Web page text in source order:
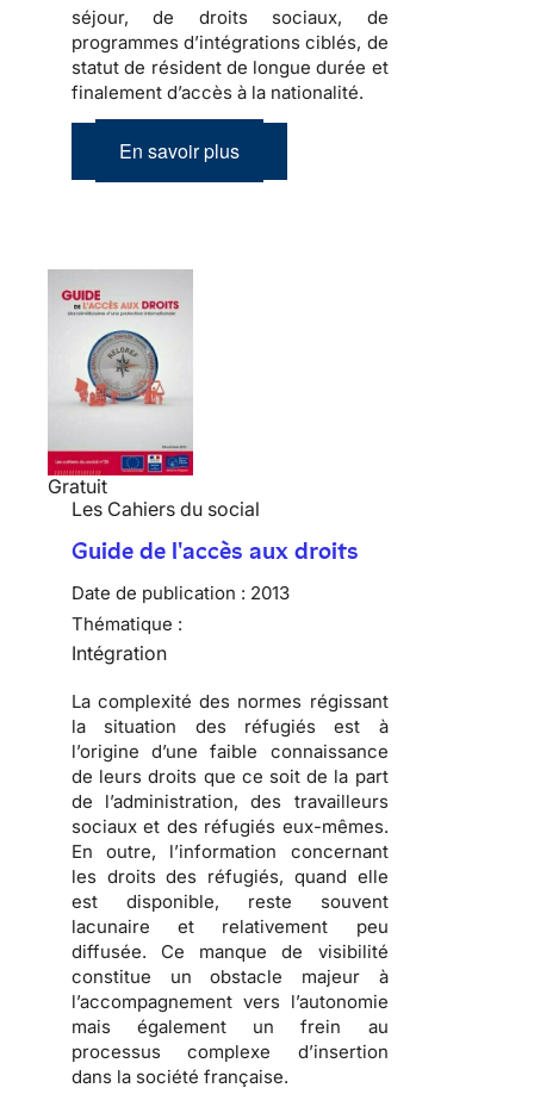
séjour, de droits sociaux, de
programmes d’intégrations ciblés, de
statut de résident de longue durée et
finalement d’accès à la nationalité.
En savoir plus
Gratuit
Les Cahiers du social
Guide de l'accès aux droits
Date de publication : 2013
Thématique :
Intégration
La complexité des normes régissant
la situation des réfugiés est à
l’origine d’une faible connaissance
de leurs droits que ce soit de la part
de l’administration, des travailleurs
sociaux et des réfugiés eux-mêmes.
En outre, l’information concernant
les droits des réfugiés, quand elle
est disponible, reste souvent
lacunaire et relativement peu
diffusée. Ce manque de visibilité
constitue un obstacle majeur à
l’accompagnement vers l’autonomie
mais également un frein au
processus complexe d’insertion
dans la société française.